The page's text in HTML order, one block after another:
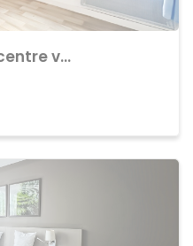
Achat Appartement centre ville